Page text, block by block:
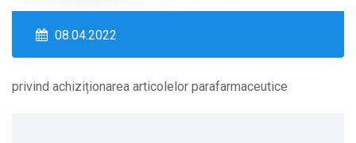
08.04.2022
privind achiziționarea articolelor parafarmaceutice